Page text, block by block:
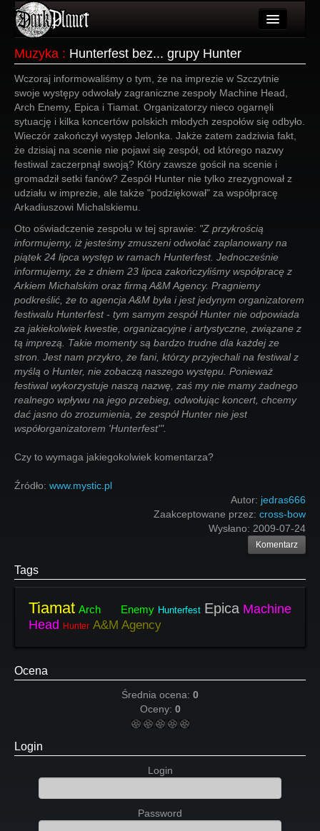
Wydarzenia
Galeria
Forum
Więcej
Login
Muzyka : Hunterfest bez... grupy Hunter
Wczoraj informowaliśmy o tym, że na imprezie w Szczytnie
swoje występy odwołały zagraniczne zespoły Machine Head,
Arch Enemy, Epica i Tiamat. Organizatorzy nieco ogarnęli
sytuację i kilka koncertów polskich młodych zespołów się odbyło.
Wieczór zakończył występ Jelonka. Jakże zatem zadziwia fakt,
że dzisiaj na scenie nie pojawi się zespół, od którego nazwy
festiwal zaczerpnął swoją? Który zawsze gościł na scenie i
gromadził setki fanów? Zespół Hunter nie tylko zrezygnował z
udziału w imprezie, ale także "podziękował" za współpracę
Arkadiuszowi Michalskiemu.
Oto oświadczenie zespołu w tej sprawie: "Z przykrością
informujemy, iż jesteśmy zmuszeni odwołać zaplanowany na
piątek 24 lipca występ w ramach Hunterfest. Jednocześnie
informujemy, że z dniem 23 lipca zakończyliśmy współpracę z
Arkiem Michalskim oraz firmą A&M Agency. Pragniemy
podkreślić, że to agencja A&M była i jest jedynym organizatorem
festiwalu Hunterfest - tym samym zespół Hunter nie odpowiada
za jakiekolwiek kwestie, organizacyjne i artystyczne, związane z
tą imprezą. Takie momenty są bardzo trudne dla każdej ze
stron. Jest nam przykro, że fani, którzy przyjechali na festiwal z
myślą o Hunter, nie zobaczą naszego występu. Ponieważ
festiwal wykorzystuje naszą nazwę, zaś my nie mamy żadnego
realnego wpływu na jego przebieg, odwołując koncert, chcemy
dać jasno do zrozumienia, że zespół Hunter nie jest
współorganizatorem 'Hunterfest'".
Czy to wymaga jakiegokolwiek komentarza?
Źródło: www.mystic.pl
Autor: jedras666
Zaakceptowane przez: cross-bow
Wysłano: 2009-07-24
Komentarz
Tags
Tiamat Arch Enemy Hunterfest Epica Machine
Head
Hunter A&M Agency
Ocena
Średnia ocena: 0
Oceny: 0
Login
Login
Password